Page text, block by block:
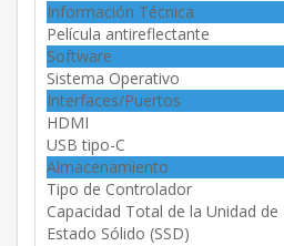
Información Técnica
Película antireflectante
Software
Sistema Operativo
Interfaces/Puertos
HDMI
USB tipo-C
Almacenamiento
Tipo de Controlador
Capacidad Total de la Unidad de
Estado Sólido (SSD)